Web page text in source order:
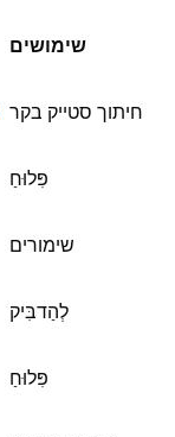
שימושים
חיתוך סטייק בקר
פִּלוּחַ
שימורים
לְהַדבִּיק
פִּלוּחַ